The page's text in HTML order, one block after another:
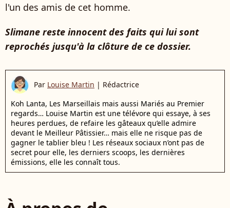
l'un des amis de cet homme.
Slimane reste innocent des faits qui lui sont
reprochés jusqu'à la clôture de ce dossier.
Par Louise Martin | Rédactrice
Koh Lanta, Les Marseillais mais aussi Mariés au Premier
regards… Louise Martin est une télévore qui essaye, à ses
heures perdues, de refaire les gâteaux qu’elle admire
devant le Meilleur Pâtissier… mais elle ne risque pas de
gagner le tablier bleu ! Les réseaux sociaux n’ont pas de
secret pour elle, les derniers scoops, les dernières
émissions, elle les connaît tous.